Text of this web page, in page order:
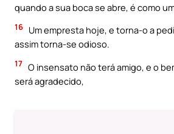
quando a sua boca se abre, é como
16 Um empresta hoje, e torna-o a
assim torna-se odioso.
17 O insensato não terá amigo, e o
será agradecido,